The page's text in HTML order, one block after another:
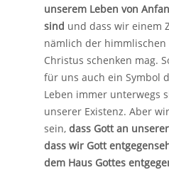
unserem Leben von
sind und dass wir einem
nämlich der himmlischen
Christus schenken mag.
für uns auch ein Symbol
Leben immer unterwegs
unserer Existenz. Aber
sein, dass Gott an
dass wir Gott
dem Haus Gottes